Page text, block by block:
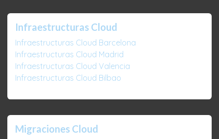
Infraestructuras Cloud
Infraestructuras Cloud Barcelona
Infraestructuras Cloud Madrid
Infraestructuras Cloud Valencia
Infraestructuras Cloud Bilbao
Migraciones Cloud